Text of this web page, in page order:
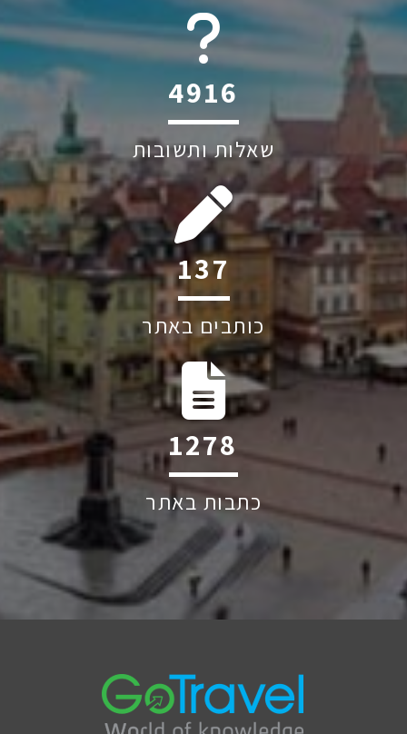
6045
שאלות ותשובות
186
כותבים באתר
1733
כתבות באתר